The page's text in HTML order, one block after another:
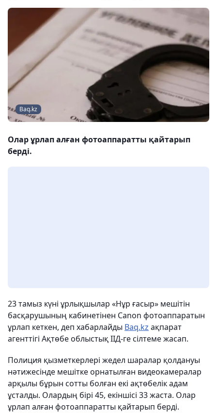
Baq.kz
Олар ұрлап алған фотоаппаратты қайтарып
берді.
23 тамыз күні ұрлықшылар «Нұр ғасыр» мешітін
басқарушының кабинетінен Canon фотоаппаратын
ұрлап кеткен, деп хабарлайды Baq.kz ақпарат
агенттігі Ақтөбе облыстық ІІД-ге сілтеме жасап.
Полиция қызметкерлері жедел шаралар қолдануы
нәтижесінде мешітке орнатылған видеокамералар
арқылы бұрын сотты болған екі ақтөбелік адам
ұсталды. Олардың бірі 45, екіншісі 33 жаста. Олар
ұрлап алған фотоаппаратты қайтарып берді.